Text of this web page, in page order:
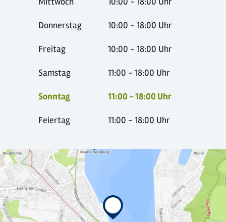
Donnerstag 10:00 - 18:00 Uhr
Freitag 10:00 - 18:00 Uhr
Samstag 11:00 - 18:00 Uhr
Sonntag 11:00 - 18:00 Uhr
Feiertag 11:00 - 18:00 Uhr